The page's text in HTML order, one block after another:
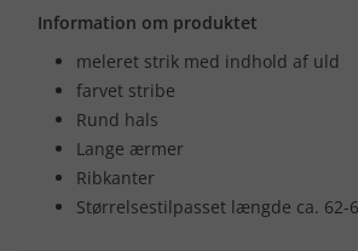
Information om produktet
meleret strik med indhold af uld
farvet stribe
Rund hals
Lange ærmer
Ribkanter
Størrelsestilpasset længde ca. 62-